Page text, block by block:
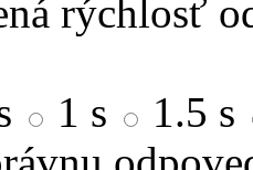
rýchlosť
1 s
1.5 s